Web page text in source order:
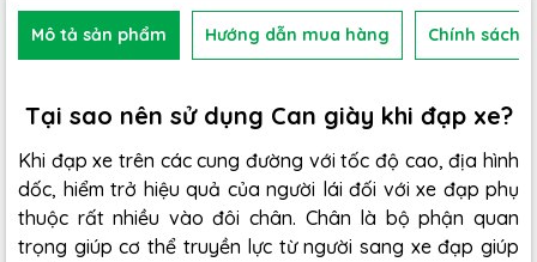
Mô tả sản phẩm Hướng dẫn mua hàng Chính sách
Tại sao nên sử dụng Can giày khi đạp xe?
Khi đạp xe trên các cung đường với tốc độ cao, địa hình
dốc, hiểm trở hiệu quả của người lái đối với xe đạp phụ
thuộc rất nhiều vào đôi chân. Chân là bộ phận quan
trọng giúp cơ thể truyền lực từ người sang xe đạp giúp